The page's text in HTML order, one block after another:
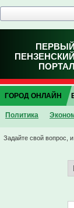
ПЕРВЫЙ
ПЕНЗЕНСКИЙ
ПОРТАЛ
ГОРОД ОНЛАЙН
Политика
Задайте свой вопрос,